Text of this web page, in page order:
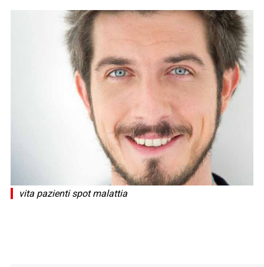
vita pazienti spot malattia